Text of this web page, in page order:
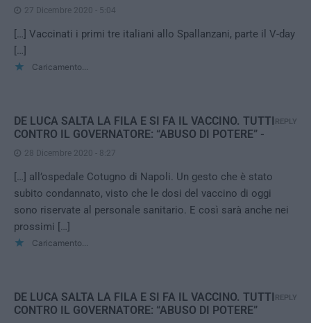
27 Dicembre 2020 - 5:04
[…] Vaccinati i primi tre italiani allo Spallanzani, parte il V-day
[…]
Caricamento...
DE LUCA SALTA LA FILA E SI FA IL VACCINO. TUTTI
CONTRO IL GOVERNATORE: “ABUSO DI POTERE” -
28 Dicembre 2020 - 8:27
[…] all’ospedale Cotugno di Napoli. Un gesto che è stato
subito condannato, visto che le dosi del vaccino di oggi
sono riservate al personale sanitario. E così sarà anche nei
prossimi […]
Caricamento...
REPLY
DE LUCA SALTA LA FILA E SI FA IL VACCINO. TUTTI
CONTRO IL GOVERNATORE: “ABUSO DI POTERE”
REPLY